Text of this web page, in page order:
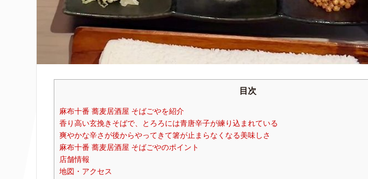
目次
麻布十番 蕎麦居酒屋 そばごやを紹介
香り高い玄挽きそばで、とろろには青唐辛子が練り込まれている
爽やかな辛さが後からやってきて箸が止まらなくなる美味しさ
麻布十番 蕎麦居酒屋 そばごやのポイント
店舗情報
地図・アクセス